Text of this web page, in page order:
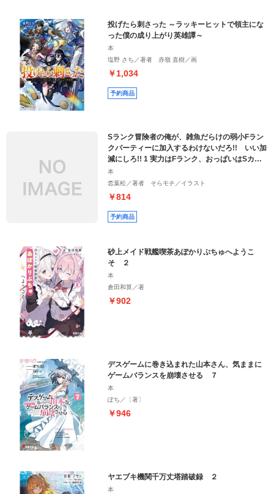
投げたら刺さった ～ラッキーヒットで領主にな
った僕の成り上がり英雄譚～
本
塩野 さち／著者 赤嶺 直樹／画
￥1,034
予約商品
Sランク冒険者の俺が、雑魚だらけの弱小Fラン
クパーティーに加入するわけないだろ!! いい加
減にしろ!! 1 実力はFランク、おっぱいはSカッ
プか……ふむ、まずは話を聞こう
本
枩葉松／著者 そらモチ／イラスト
￥814
予約商品
砂上メイド戦艦喫茶あぽかりぷちゅへようこ
そ ２
本
倉田和算／著
￥902
デスゲームに巻き込まれた山本さん、気ままに
ゲームバランスを崩壊させる ７
本
ぽち／〔著〕
￥946
ヤエブキ機関千万丈塔踏破録 ２
本